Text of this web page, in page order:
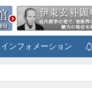
インフォメーション